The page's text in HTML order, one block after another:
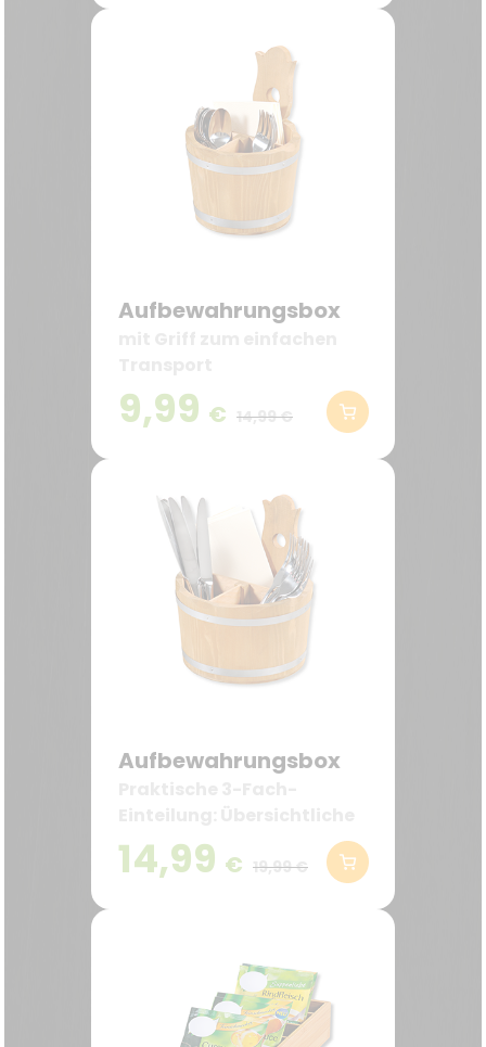
Aufbewahrungsbox
9,99 € 14,99 €
Aufbewahrungsbox
Aufbewahrung für Messer,
Gabeln, Löffel, Servietten
14,99 € 19,99 €